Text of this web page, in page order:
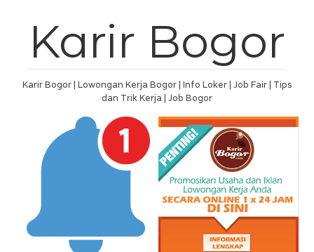
Karir Bogor
Karir Bogor | Lowongan Kerja Bogor | Info Loker | Job Fair | Tips
dan Trik Kerja | Job Bogor